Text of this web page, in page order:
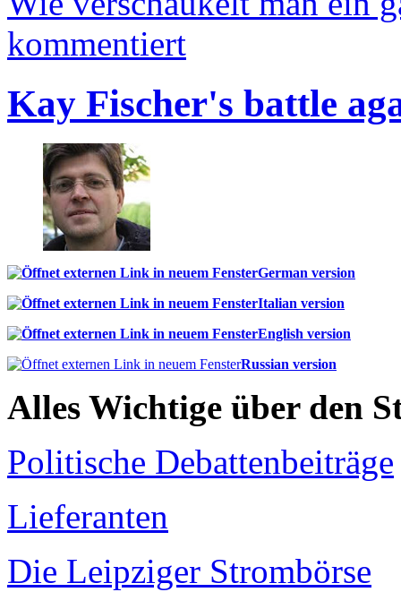
kommentiert
Kay Fischer's battle
German version
Italian version
English version
Russian version
Alles Wichtige über den
Politische Debattenbeiträge
Lieferanten
Die Leipziger Strombörse